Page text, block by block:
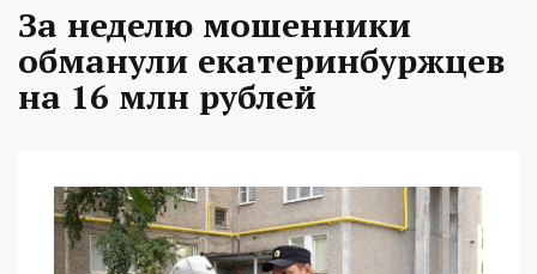
За неделю мошенники
обманули екатеринбуржцев
на 16 млн рублей